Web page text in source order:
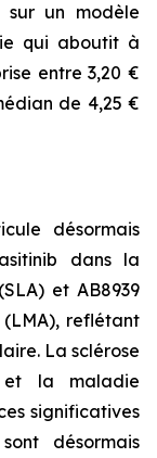
un modèle
qui aboutit à
entre 3,20 €
de 4,25 €
désormais
dans la
et AB8939
reflétant
La sclérose
et la maladie
significatives
désormais